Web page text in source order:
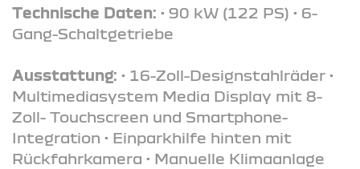
Technische Daten: • 90 kW (122 PS) • 6-
Gang-Schaltgetriebe
Ausstattung: • 16-Zoll-Designstahlräder •
Multimediasystem Media Display mit 8-
Zoll- Touchscreen und Smartphone-
Integration • Einparkhilfe hinten mit
Rückfahrkamera • Manuelle Klimaanlage